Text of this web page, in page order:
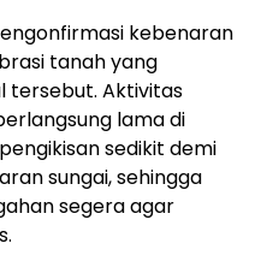
kebenaran
tanah yang
tersebut. Aktivitas
lama di
sedikit demi
sungai, sehingga
segera agar